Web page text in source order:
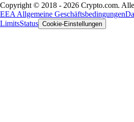
Copyright © 2018 - 2026 Crypto.com.
EEA Allgemeine Geschäftsbedingungen
LimitsStatus Cookie-Einstellungen